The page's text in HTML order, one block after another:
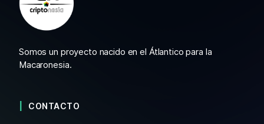
Somos un proyecto nacido en el Átlantico para la
Macaronesia.
CONTACTO